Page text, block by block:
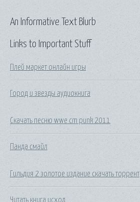
Links to Important Stuff
Плей маркет онлайн игры
Город и звезды аудиокнига
Скачать песню wwe cm punk 2011
Панда смайл
Гильдия 2 золотое издание скачать торрент
Читать книга исход
An Informative Text Blurb